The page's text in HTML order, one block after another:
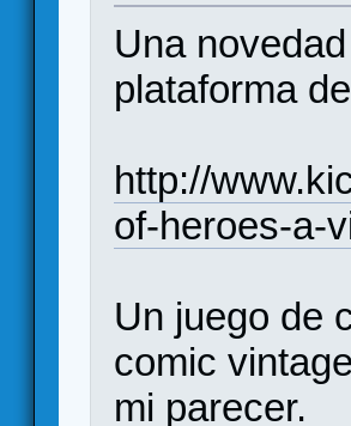
Una
plataforma
http://
of-heroes-a-
Un juego de
comic
mi parecer.